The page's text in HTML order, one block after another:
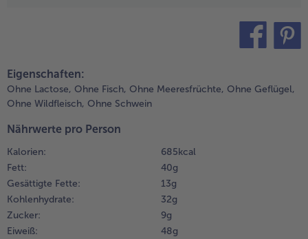
Weiterempfehlen &
in
ca. 5
man
pellen
Eigenschaften:
Ohne Lactose, Ohne Fisch, Ohne Meeresfrüchte, Ohne Geflügel,
Ohne Wildfleisch, Ohne Schwein
Nährwerte pro Person
Kalorien:
685 kcal
Fett:
40 g
Gesättigte Fette:
13 g
Kohlenhydrate:
32 g
Zucker:
9 g
Eiweiß:
48 g